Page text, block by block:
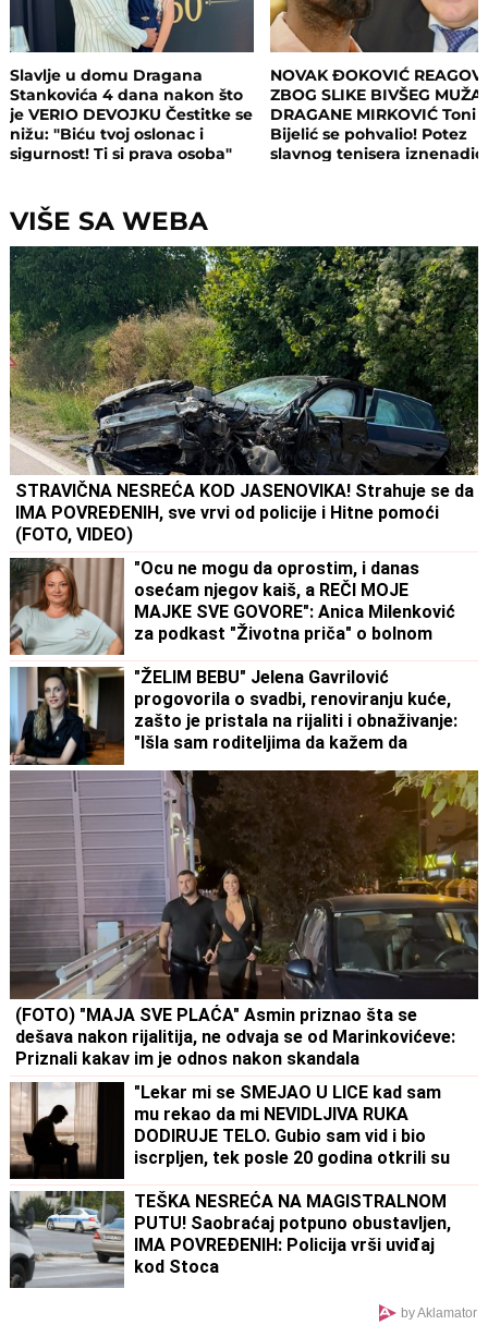
Slavlje u domu Dragana
Stankovića 4 dana nakon što
je VERIO DEVOJKU Čestitke se
nižu: "Biću tvoj oslonac i
sigurnost! Ti si prava osoba"
NOVAK ĐOKOVIĆ
ZBOG SLIKE BIVŠEG MUŽA
DRAGANE MIRKOVIĆ Toni
Bijelić se pohvalio! Potez
slavnog tenisera iznenadio
VIŠE SA WEBA
STRAVIČNA NESREĆA KOD JASENOVIKA! Strahuje se da
IMA POVREĐENIH, sve vrvi od policije i Hitne pomoći
(FOTO, VIDEO)
"Ocu ne mogu da oprostim, i danas
osećam njegov kaiš, a REČI MOJE
MAJKE SVE GOVORE": Anica Milenković
za podkast "Životna priča" o bolnom
odrastanju
"ŽELIM BEBU" Jelena Gavrilović
progovorila o svadbi, renoviranju kuće,
zašto je pristala na rijaliti i obnaživanje:
"Išla sam roditeljima da kažem da
(FOTO) "MAJA SVE PLAĆA" Asmin priznao šta se
dešava nakon rijalitija, ne odvaja se od Marinkovićeve:
Priznali kakav im je odnos nakon skandala
"Lekar mi se SMEJAO U LICE kad sam
mu rekao da mi NEVIDLJIVA RUKA
DODIRUJE TELO. Gubio sam vid i bio
iscrpljen, tek posle 20 godina otkrili su
TEŠKA NESREĆA NA MAGISTRALNOM
PUTU! Saobraćaj potpuno obustavljen,
IMA POVREĐENIH: Policija vrši uviđaj
kod Stoca
by Aklamator